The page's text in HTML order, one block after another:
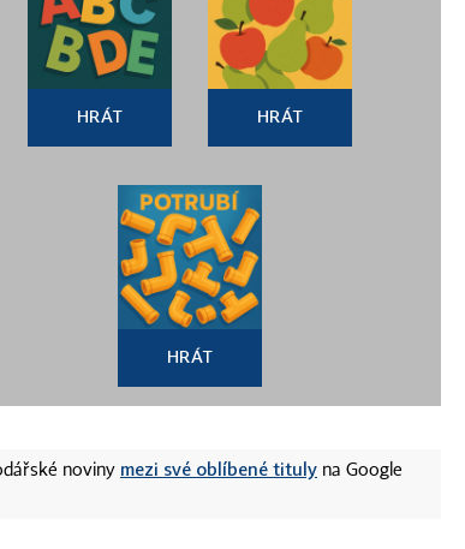
HRÁT HRÁT
HRÁT
noviny mezi své oblíbené tituly na Google